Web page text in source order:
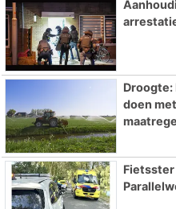
Droogte:
doen